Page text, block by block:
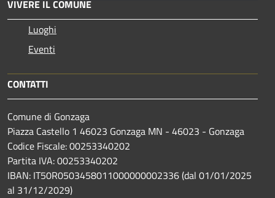
VIVERE IL COMUNE
Luoghi
Eventi
CONTATTI
Comune di Gonzaga
Piazza Castello 1 46023 Gonzaga MN - 46023 - Gonzaga
Codice Fiscale: 00253340202
Partita IVA: 00253340202
IBAN: IT50R0503458011000000002336 (dal 01/01/2025
al 31/12/2029)